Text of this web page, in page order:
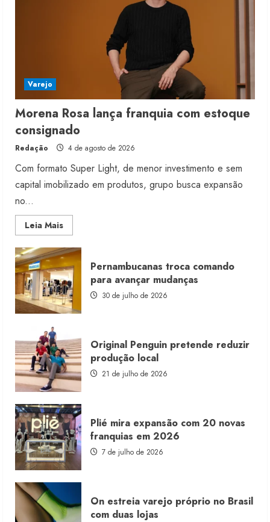
Varejo
Morena Rosa lança franquia com estoque
consignado
Redação 4 de agosto de 2026
Com formato Super Light, de menor investimento e sem
capital imobilizado em produtos, grupo busca expansão
no...
Leia MaisRead
more
Morena
Rosa
lança
franquia
com
estoque
consignado
Pernambucanas troca comando
para avançar mudanças
30 de julho de 2026
Original Penguin pretende reduzir
produção local
21 de julho de 2026
Plié mira expansão com 20 novas
franquias em 2026
7 de julho de 2026
On estreia varejo próprio no Brasil
com duas lojas